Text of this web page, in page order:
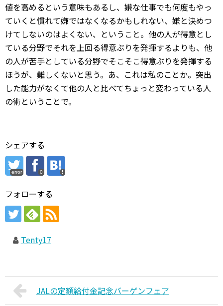
値を高めるという意味もあるし、嫌な仕事でも何度もやっ
ていくと慣れて嫌ではなくなるかもしれない、嫌と決めつ
けてしないのはよくない、ということ。他の人が得意とし
ている分野でそれを上回る得意ぶりを発揮するよりも、他
の人が苦手としている分野でそこそこ得意ぶりを発揮する
ほうが、難しくないと思う。あ、これは私のことか。突出
した能力がなくて他の人と比べてちょっと変わっている人
の術ということで。
シェアする
error 0
フォローする
Tenty17
JALの定額給付金記念バーゲンフェア